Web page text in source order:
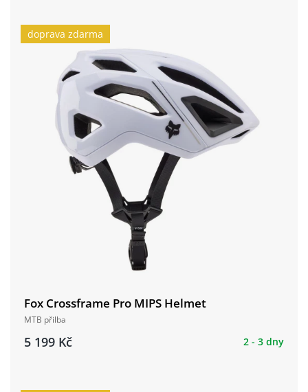
doprava zdarma
Fox Crossframe Pro MIPS Helmet
MTB přilba
5 199 Kč 2 - 3 dny